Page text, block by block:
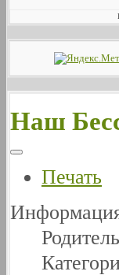
Наш
Печать